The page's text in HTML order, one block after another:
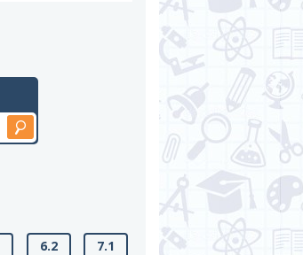
6.2 7.1